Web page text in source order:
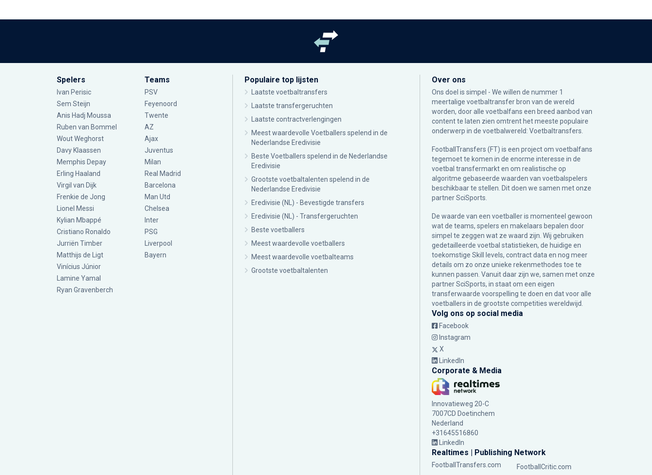
Spelers
Ivan Perisic
Sem Steijn
Anis Hadj Moussa
Ruben van Bommel
Wout Weghorst
Davy Klaassen
Memphis Depay
Erling Haaland
Virgil van Dijk
Frenkie de Jong
Lionel Messi
Kylian Mbappé
Cristiano Ronaldo
Jurriën Timber
Matthijs de Ligt
Vinícius Júnior
Lamine Yamal
Ryan Gravenberch
Teams
PSV
Feyenoord
Twente
AZ
Ajax
Juventus
Milan
Real Madrid
Barcelona
Man Utd
Chelsea
Inter
PSG
Liverpool
Bayern
Populaire top lijsten
Laatste voetbaltransfers
Laatste transfergeruchten
Laatste contractverlengingen
Meest waardevolle Voetballers spelend in de
Nederlandse Eredivisie
Beste Voetballers spelend in de Nederlandse
Eredivisie
Grootste voetbaltalenten spelend in de
Nederlandse Eredivisie
Eredivisie (NL) - Bevestigde transfers
Eredivisie (NL) - Transfergeruchten
Beste voetballers
Meest waardevolle voetballers
Meest waardevolle voetbalteams
Grootste voetbaltalenten
Over ons
Ons doel is simpel - We willen de nummer 1
meertalige voetbaltransfer bron van de wereld
worden, door alle voetbalfans een breed aanbod van
content te laten zien omtrent het meeste populaire
onderwerp in de voetbalwereld: Voetbaltransfers.
FootballTransfers (FT) is een project om voetbalfans
tegemoet te komen in de enorme interesse in de
voetbal transfermarkt en om realistische op
algoritme gebaseerde waarden van voetbalspelers
beschikbaar te stellen. Dit doen we samen met onze
partnerSciSports
De waarde van een voetballer is momenteel gewoon
wat de teams, spelers en makelaars bepalen door
simpel te zeggen wat ze waard zijn. Wij gebruiken
gedetailleerde voetbal statistieken, de huidige en
toekomstige Skill levels, contract data en nog meer
details om zo onze unieke rekenmethodes toe te
kunnen passen. Vanuit daar zijn we, samen met onze
partner SciSports, in staat om een eigen
transferwaarde voorspelling te doen en dat voor alle
voetballers in de grootste competities wereldwijd.
Volg ons op social media
Facebook
Instagram
X
LinkedIn
Corporate & Media
Innovatieweg 20-C
7007CD Doetinchem
Nederland
+31645516860
LinkedIn
Realtimes | Publishing Network
FootballTransfers.com
FootballCritic.com